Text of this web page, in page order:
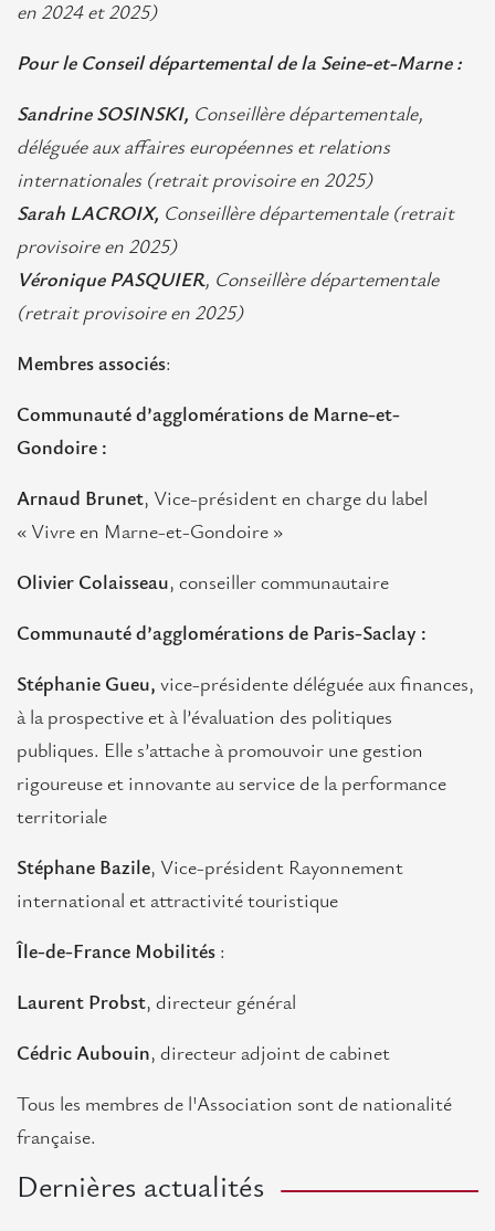
en 2024 et 2025)
Pour le Conseil départemental de la Seine-et-Marne :
Sandrine SOSINSKI, Conseillère départementale,
déléguée aux affaires européennes et relations
internationales (retrait provisoire en 2025)
Sarah LACROIX, Conseillère départementale (retrait
provisoire en 2025)
Véronique PASQUIER, Conseillère départementale
(retrait provisoire en 2025)
Membres associés:
Communauté d’agglomérations de Marne-et-
Gondoire :
Arnaud Brunet, Vice-président en charge du label
« Vivre en Marne-et-Gondoire »
Olivier Colaisseau, conseiller communautaire
Communauté d’agglomérations de Paris-Saclay :
Stéphanie Gueu, vice-présidente déléguée aux finances,
à la prospective et à l’évaluation des politiques
publiques. Elle s’attache à promouvoir une gestion
rigoureuse et innovante au service de la performance
territoriale
Stéphane Bazile, Vice-président Rayonnement
international et attractivité touristique
Île-de-France Mobilités :
Laurent Probst, directeur général
Cédric Aubouin, directeur adjoint de cabinet
Tous les membres de l'Association sont de nationalité
française.
Dernières actualités